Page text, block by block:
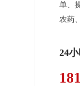
单、
农药
24